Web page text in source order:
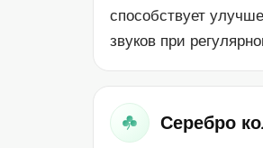
способствует
звуков при
Серебро